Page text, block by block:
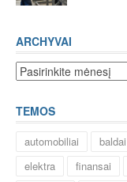
ARCHYVAI
Archyvai
TEMOS
automobiliai baldai
elektra
finansai